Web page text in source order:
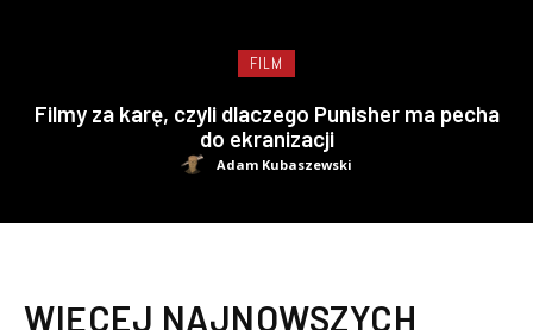
FILM
Filmy za karę, czyli dlaczego Punisher ma pecha
do ekranizacji
Adam Kubaszewski
WIĘCEJ NAJNOWSZYCH